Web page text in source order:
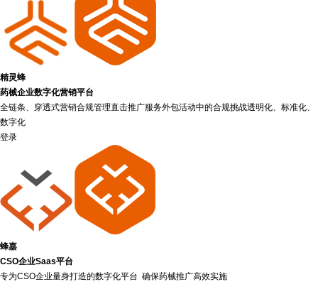
精灵蜂
药械企业数字化营销平台
全链条、穿透式营销合规管理直击推广服务外包活动中的合规挑战透明化、标准化、
数字化
登录
蜂嘉
CSO企业Saas平台
专为CSO企业量身打造的数字化平台 确保药械推广高效实施